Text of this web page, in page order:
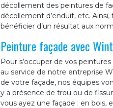
décollement des peintures de
décollement d’enduit, etc.
bénéficier d’un résultat aux
Peinture façade avec
Pour s’occuper de vos
au service de notre entreprise
de votre façade, nos équipes
y a présence de trou ou de
vous ayez une façade : en bois,